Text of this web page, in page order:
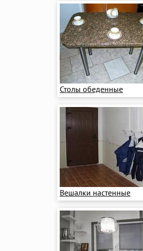
Столы обеденные
Вешалки настенные